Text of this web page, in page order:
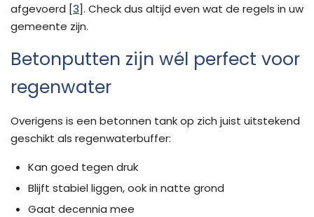
afgevoerd [3]. Check dus altijd even wat de regels in uw
gemeente zijn.
Betonputten zijn wél perfect voor
regenwater
Overigens is een betonnen tank op zich juist uitstekend
geschikt als regenwaterbuffer:
Kan goed tegen druk
Blijft stabiel liggen, ook in natte grond
Gaat decennia mee